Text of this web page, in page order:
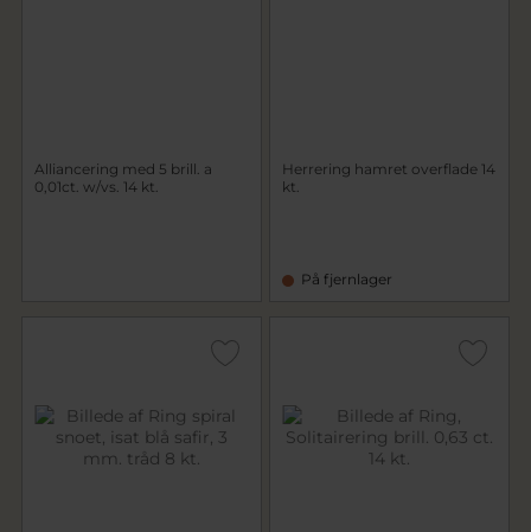
Alliancering med 5 brill. a
0,01ct. w/vs. 14 kt.
Herrering hamret overflade 14
kt.
På fjernlager